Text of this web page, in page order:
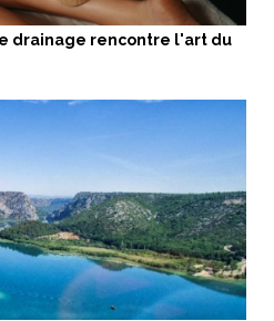
drainage rencontre l'art du